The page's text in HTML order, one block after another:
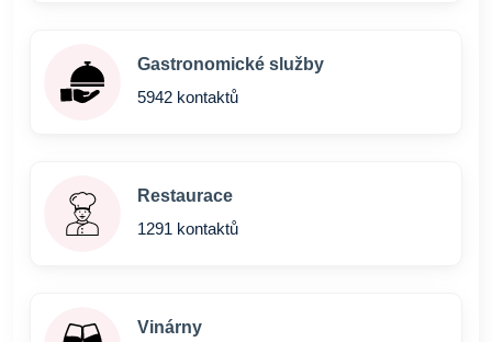
Gastronomické služby
5942 kontaktů
Restaurace
1291 kontaktů
Vinárny